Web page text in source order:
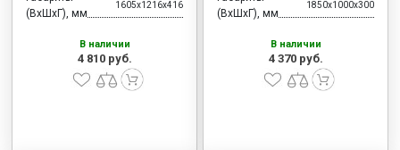
МЕБЕЛЬ ДЛЯ СТОЛОВЫХ
СТАЛЬНЫЕ ДВЕРИ
(ВхШхГ), мм
1605x1216x416
В наличии
4 810 руб.
(ВхШхГ), мм
1850x1000x300
В наличии
4 370 руб.